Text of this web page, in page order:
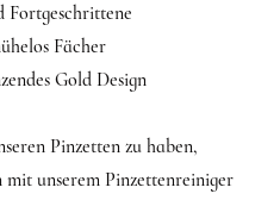
Fortgeschrittene
Fächer
Gold Design
Pinzetten zu haben,
unserem Pinzettenreiniger